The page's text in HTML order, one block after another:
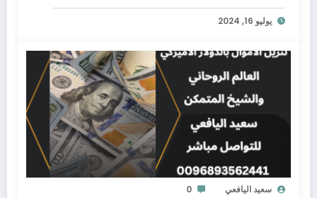
يوليو 16, 2024
سعيد اليافعي 0